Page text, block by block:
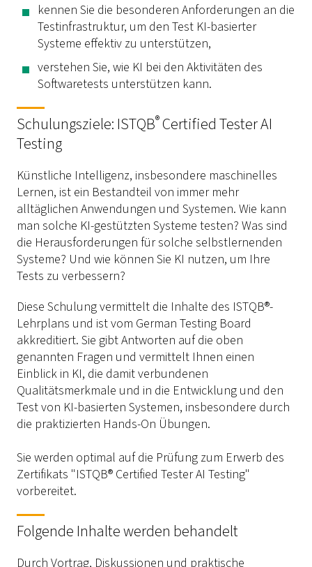
kennen Sie die besonderen Anforderungen an die
Testinfrastruktur, um den Test KI-basierter
Systeme effektiv zu unterstützen,
verstehen Sie, wie KI bei den Aktivitäten des
Softwaretests unterstützen kann.
Schulungsziele: ISTQB® Certified Tester AI
Testing
Künstliche Intelligenz, insbesondere maschinelles
Lernen, ist ein Bestandteil von immer mehr
alltäglichen Anwendungen und Systemen. Wie kann
man solche KI-gestützten Systeme testen? Was sind
die Herausforderungen für solche selbstlernenden
Systeme? Und wie können Sie KI nutzen, um Ihre
Tests zu verbessern?
Diese Schulung vermittelt die Inhalte des ISTQB®-
Lehrplans und ist vom German Testing Board
akkreditiert. Sie gibt Antworten auf die oben
genannten Fragen und vermittelt Ihnen einen
Einblick in KI, die damit verbundenen
Qualitätsmerkmale und in die Entwicklung und den
Test von KI-basierten Systemen, insbesondere durch
die praktizierten Hands-On Übungen.
Sie werden optimal auf die Prüfung zum Erwerb des
Zertifikats "ISTQB® Certified Tester AI Testing"
vorbereitet.
Folgende Inhalte werden behandelt
Durch Vortrag, Diskussionen und praktische